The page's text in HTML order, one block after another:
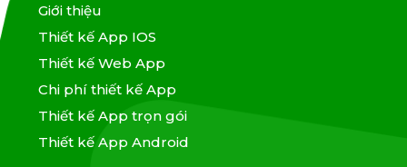
Giới thiệu
Thiết kế App IOS
Thiết kế Web App
Chi phí thiết kế App
Thiết kế App trọn gói
Thiết kế App Android